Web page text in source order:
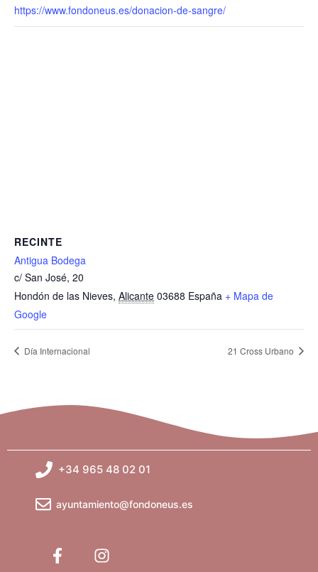
https://www.fondoneus.es/donacion-de-sangre/
RECINTE
Antigua Bodega
c/ San José, 20
Hondón de las Nieves, Alicante 03688 España + Mapa de
Google
Día Internacional 21 Cross Urbano
+34 965 48 02 01
ayuntamiento@fondoneus.es